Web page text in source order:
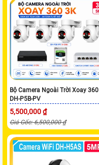
Bộ Camera Ngoài Trời Xoay 360
DH-P5B-PV
5,500,000 ₫
Giá Gốc: 6,500,000 ₫